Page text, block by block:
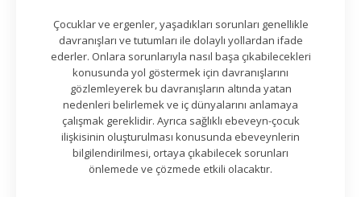
Çocuklar ve ergenler, yaşadıkları sorunları genellikle
davranışları ve tutumları ile dolaylı yollardan ifade
ederler. Onlara sorunlarıyla nasıl başa çıkabilecekleri
konusunda yol göstermek için davranışlarını
gözlemleyerek bu davranışların altında yatan
nedenleri belirlemek ve iç dünyalarını anlamaya
çalışmak gereklidir. Ayrıca sağlıklı ebeveyn-çocuk
ilişkisinin oluşturulması konusunda ebeveynlerin
bilgilendirilmesi, ortaya çıkabilecek sorunları
önlemede ve çözmede etkili olacaktır.